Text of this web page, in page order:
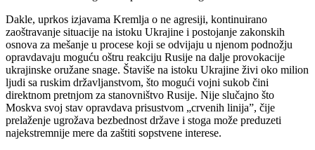
Dakle, uprkos izjavama Kremlja o ne agresiji, kontinuirano
zaoštravanje situacije na istoku Ukrajine i postojanje zakonskih
osnova za mešanje u procese koji se odvijaju u njenom podnožju
opravdavaju moguću oštru reakciju Rusije na dalje provokacije
ukrajinske oružane snage. Štaviše na istoku Ukrajine živi oko milion
ljudi sa ruskim državljanstvom, što mogući vojni sukob čini
direktnom pretnjom za stanovništvo Rusije. Nije slučajno što
Moskva svoj stav opravdava prisustvom „crvenih linija”, čije
prelaženje ugrožava bezbednost države i stoga može preduzeti
najekstremnije mere da zaštiti sopstvene interese.